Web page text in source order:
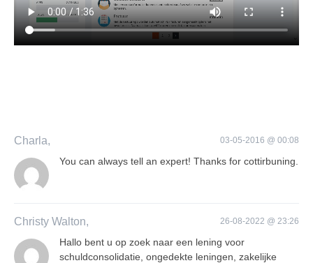
Charla, 03-05-2016 @ 00:08
You can always tell an expert! Thanks for cottirbuning.
Christy Walton, 26-08-2022 @ 23:26
Hallo bent u op zoek naar een lening voor
schuldconsolidatie, ongedekte leningen, zakelijke